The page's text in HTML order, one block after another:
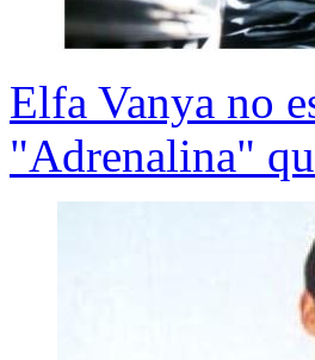
Elfa Vanya no
"Adrenalina"